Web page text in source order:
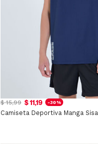
$ 15,99 $ 11,19 -30%
Camiseta Deportiva Manga Sisa